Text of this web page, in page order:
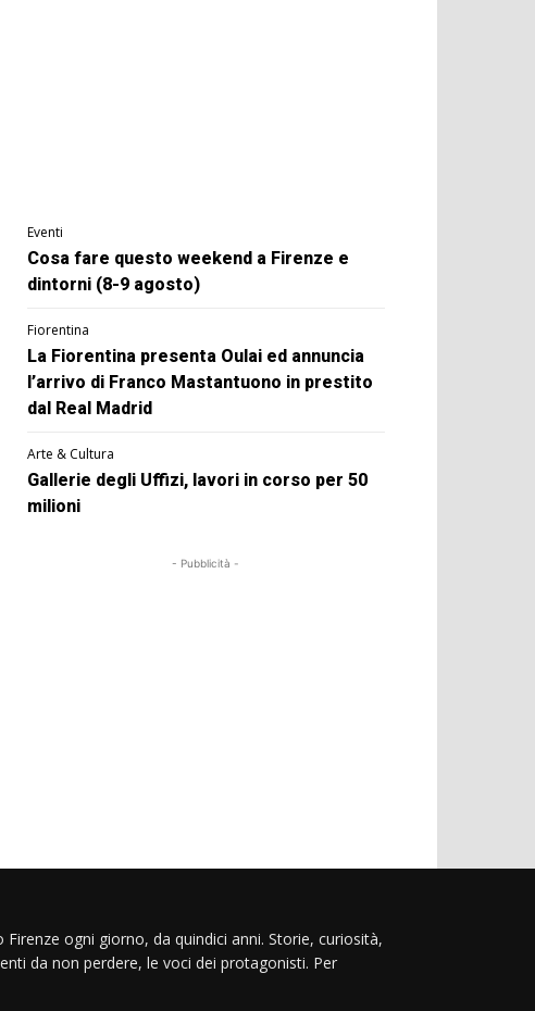
Eventi
Cosa fare questo weekend a Firenze e
dintorni (8-9 agosto)
Fiorentina
La Fiorentina presenta Oulai ed annuncia
l’arrivo di Franco Mastantuono in prestito
dal Real Madrid
Arte & Cultura
Gallerie degli Uffizi, lavori in corso per 50
milioni
- Pubblicità -
ogni giorno, da quindici anni. Storie, curiosità,
da non perdere, le voci dei protagonisti. Per